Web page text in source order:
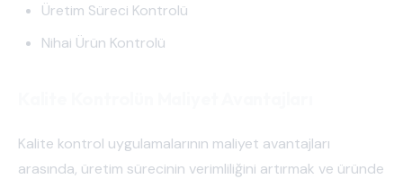
Üretim Süreci Kontrolü
Nihai Ürün Kontrolü
Kalite kontrol uygulamalarının maliyet avantajları
arasında, üretim sürecinin verimliliğini artırmak ve üründe